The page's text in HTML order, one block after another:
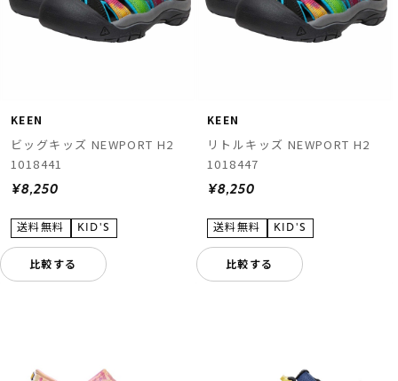
KEEN
ビッグキッズ NEWPORT H2
1018441
¥8,250
比較する
KEEN
リトルキッズ NEWPORT H2
1018447
¥8,250
比較する